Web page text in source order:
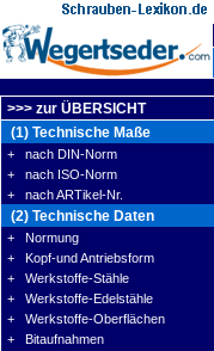
>>> zur ÜBERSICHT
(1) Technische Maße
+ nach DIN-Norm
+ nach ISO-Norm
+ nach ARTikel-Nr.
(2) Technische Daten
+ Normung
+ Kopf-und Antriebsform
+ Werkstoffe-Stähle
+ Werkstoffe-Edelstähle
+ Werkstoffe-Oberflächen
+ Bitaufnahmen